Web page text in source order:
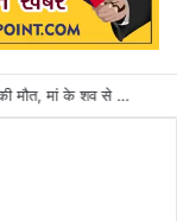
अगस्त माह शुरु : सीहोर जिले में 31 जुलाई तक गत वर्ष की तुलना में 155 मिमी पीछे चल रही बारिश